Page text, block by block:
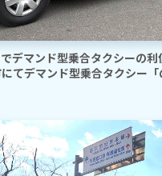
でデマンド型乗合タクシーの利
てデマンド型乗合タクシー「